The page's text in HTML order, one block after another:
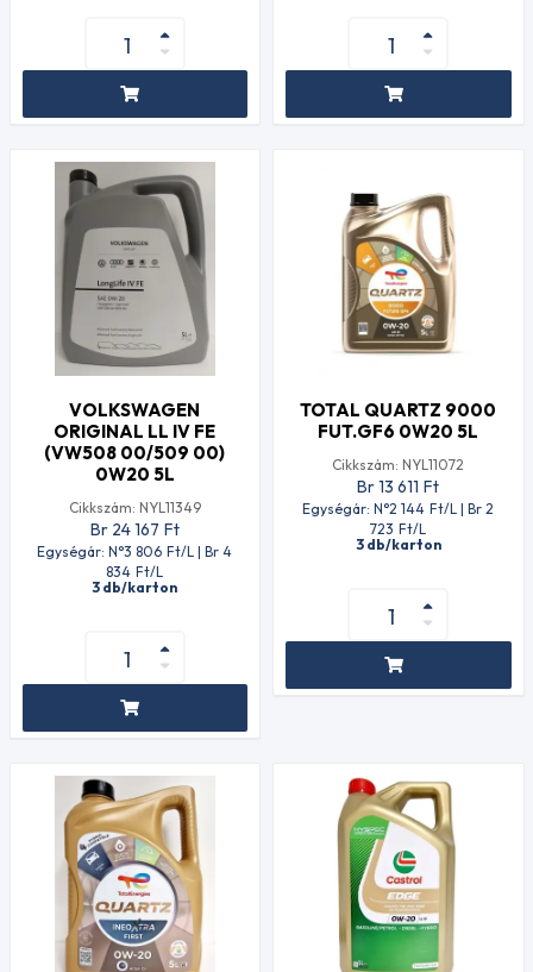
VOLKSWAGEN
ORIGINAL LL IV FE
(VW508 00/509 00)
0W20 5L
Cikkszám: NYL11349
Br 24 167 Ft
Egységár: N°3 806 Ft/L | Br 4
834 Ft/L
3 db/karton
TOTAL QUARTZ 9000
FUT.GF6 0W20 5L
Cikkszám: NYL11072
Br 13 611 Ft
Egységár: N°2 144 Ft/L | Br 2
723 Ft/L
3 db/karton